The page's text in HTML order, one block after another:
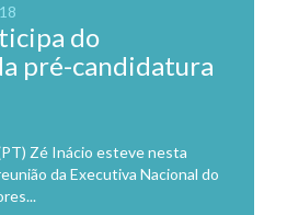
do
pré-candidatura
Zé Inácio esteve nesta
da Executiva Nacional do